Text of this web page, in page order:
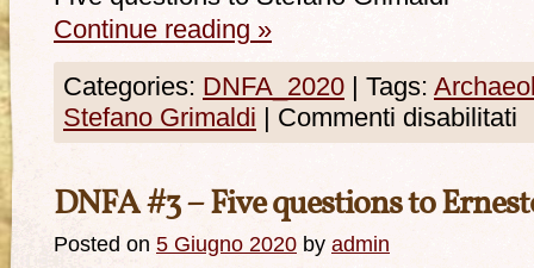
Continue reading »
Categories: DNFA_2020 Tags:
Stefano Grimaldi
Commenti disabilitati
DNFA #3 – Five questions to
Posted on 5 Giugno 2020 by admin